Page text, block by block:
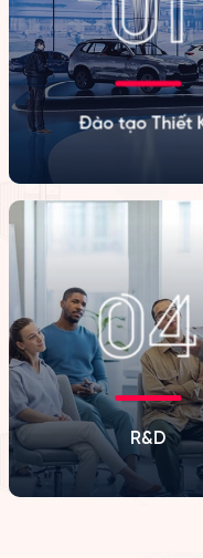
Đào tạo Thiết
R&D